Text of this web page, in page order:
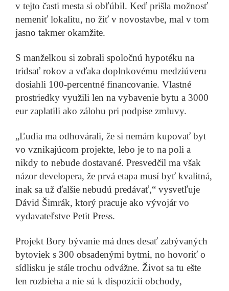
v tejto časti mesta si obľúbil. Keď prišla možnosť
nemeniť lokalitu, no žiť v novostavbe, mal v tom
jasno takmer okamžite.
S manželkou si zobrali spoločnú hypotéku na
tridsať rokov a vďaka doplnkovému medziúveru
dosiahli 100-percentné financovanie. Vlastné
prostriedky využili len na vybavenie bytu a 3000
eur zaplatili ako zálohu pri podpise zmluvy.
„Ľudia ma odhovárali, že si nemám kupovať byt
vo vznikajúcom projekte, lebo je to na poli a
nikdy to nebude dostavané. Presvedčil ma však
názor developera, že prvá etapa musí byť kvalitná,
inak sa už ďalšie nebudú predávať,“ vysvetľuje
Dávid Šimrák, ktorý pracuje ako vývojár vo
vydavateľstve Petit Press.
Projekt Bory bývanie má dnes desať zabývaných
bytoviek s 300 obsadenými bytmi, no hovoriť o
sídlisku je stále trochu odvážne. Život sa tu ešte
len rozbieha a nie sú k dispozícii obchody,